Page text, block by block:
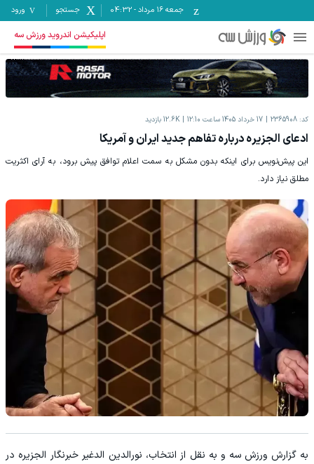
جمعه ۱۶ مرداد -
04:32 جستجو ورود
اپلیکیشن اندروید ورزش سه
کد: 2365908 17 خرداد 1405 ساعت 12:10 12.6K بازدید
ادعای الجزیره درباره تفاهم جدید ایران و آمریکا
این پیش‌نویس برای اینکه بدون مشکل به سمت اعلام توافق پیش برود، به آرای اکثریت
مطلق نیاز دارد.
به گزارش ورزش سه و به نقل از انتخاب، نورالدین الدغیر خبرنگار الجزیره در